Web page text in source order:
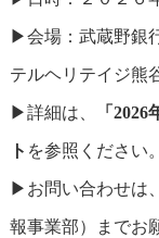
▶会場：武蔵野銀
テルヘリテイジ熊
▶詳細は、 「
ト を参照ください。
▶お問い合わせは
報事業部）までお